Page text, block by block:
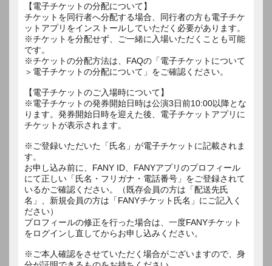
【電子チケットの分配について】
チケットを同行者へ分配する場合、同行者の方も電子チケ
ットアプリをインストールしていただく必要があります。
※チケットを分配せず、ご一緒に入場いただくことも可能
です。
※チケットの分配方法は、FAQの「電子チケットについて
＞電子チケットの分配について」をご確認ください。
【電子チケットのご入場時について】
※電子チケットの発券開始日時は公演3日前10:00以降とな
ります。発券開始日時を迎えた後、電子チケットアプリに
チケットが表示されます。
※ご登録いただいた「氏名」が電子チケットに記載されま
す。
お申し込み前に、FANY ID、FANYアプリのプロフィール
にて正しい「氏名・フリガナ・電話番号」をご登録されて
いるかご確認ください。（既存会員の方は「配送先氏
名」、新規会員の方は「FANYチケット氏名」にご記入く
ださい）
プロフィールの修正を行った場合は、一度FANYチケット
をログインし直してからお申し込みください。
※ご本人確認をさせていただく場合がございますので、身